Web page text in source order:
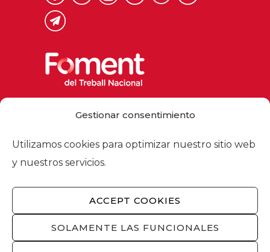
Gestionar consentimiento
Utilizamos cookies para optimizar nuestro sitio web
y nuestros servicios.
ACCEPT COOKIES
SOLAMENTE LAS FUNCIONALES
foment@foment.com
© 2026 - Foment del Treball Nacional